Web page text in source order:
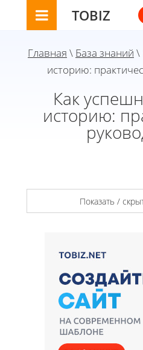
TOBIZ
Главная \ База знаний \
историю:
Как
историю:
Показать /